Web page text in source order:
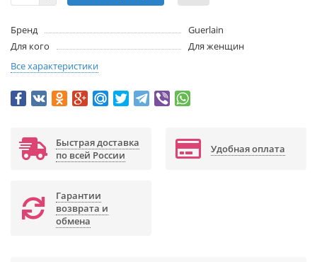
Бренд
Guerlain
Для кого
Для женщин
Все характеристики
Быстрая доставка
по всей России
Удобная оплата
Гарантии
возврата и
обмена